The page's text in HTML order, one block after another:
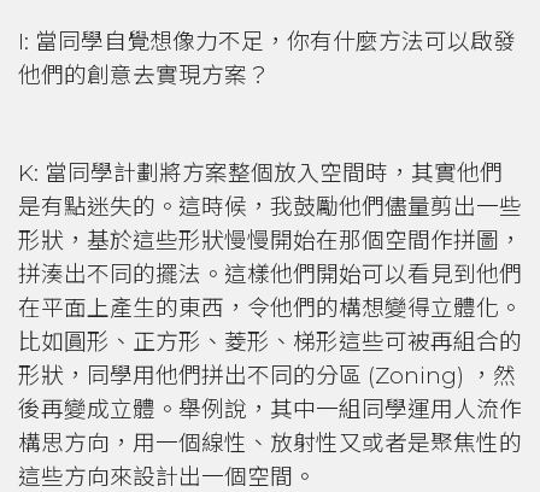
I: 當同學自覺想像力不足，你有什麼方法可以啟發
他們的創意去實現方案？
K: 當同學計劃將方案整個放入空間時，其實他們
是有點迷失的。這時候，我鼓勵他們儘量剪出一些
形狀，基於這些形狀慢慢開始在那個空間作拼圖，
拼湊出不同的擺法。這樣他們開始可以看見到他們
在平面上產生的東西，令他們的構想變得立體化。
比如圓形、正方形、菱形、梯形這些可被再組合的
形狀，同學用他們拼出不同的分區 (Zoning) ，然
後再變成立體。舉例說，其中一組同學運用人流作
構思方向，用一個線性、放射性又或者是聚焦性的
這些方向來設計出一個空間。